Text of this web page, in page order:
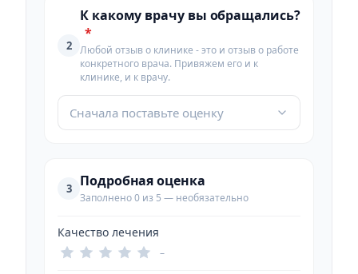
2
К какому врачу вы обращались?
*
Любой отзыв о клинике - это и отзыв о работе
конкретного врача. Привяжем его и к
клинике, и к врачу.
Сначала поставьте оценку
3 Подробная оценка
Заполнено 0 из 5 — необязательно
Качество лечения
–